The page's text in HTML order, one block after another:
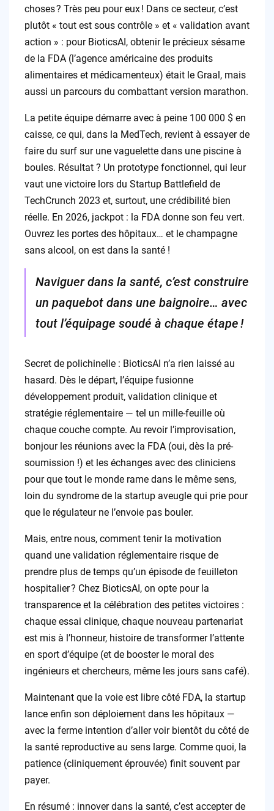
choses ? Très peu pour eux ! Dans ce secteur, c’est
plutôt « tout est sous contrôle » et « validation avant
action » : pour BioticsAI, obtenir le précieux sésame
de la FDA (l’agence américaine des produits
alimentaires et médicamenteux) était le Graal, mais
aussi un parcours du combattant version marathon.
La petite équipe démarre avec à peine 100 000 $ en
caisse, ce qui, dans la MedTech, revient à essayer de
faire du surf sur une vaguelette dans une piscine à
boules. Résultat ? Un prototype fonctionnel, qui leur
vaut une victoire lors du Startup Battlefield de
TechCrunch 2023 et, surtout, une crédibilité bien
réelle. En 2026, jackpot : la FDA donne son feu vert.
Ouvrez les portes des hôpitaux… et le champagne
sans alcool, on est dans la santé !
Naviguer dans la santé, c’est construire
un paquebot dans une baignoire… avec
tout l’équipage soudé à chaque étape !
Secret de polichinelle : BioticsAI n’a rien laissé au
hasard. Dès le départ, l’équipe fusionne
développement produit, validation clinique et
stratégie réglementaire — tel un mille-feuille où
chaque couche compte. Au revoir l’improvisation,
bonjour les réunions avec la FDA (oui, dès la pré-
soumission !) et les échanges avec des cliniciens
pour que tout le monde rame dans le même sens,
loin du syndrome de la startup aveugle qui prie pour
que le régulateur ne l’envoie pas bouler.
Mais, entre nous, comment tenir la motivation
quand une validation réglementaire risque de
prendre plus de temps qu’un épisode de feuilleton
hospitalier ? Chez BioticsAI, on opte pour la
transparence et la célébration des petites victoires :
chaque essai clinique, chaque nouveau partenariat
est mis à l’honneur, histoire de transformer l’attente
en sport d’équipe (et de booster le moral des
ingénieurs et chercheurs, même les jours sans café).
Maintenant que la voie est libre côté FDA, la startup
lance enfin son déploiement dans les hôpitaux —
avec la ferme intention d’aller voir bientôt du côté de
la santé reproductive au sens large. Comme quoi, la
patience (cliniquement éprouvée) finit souvent par
payer.
En résumé : innover dans la santé, c’est accepter de